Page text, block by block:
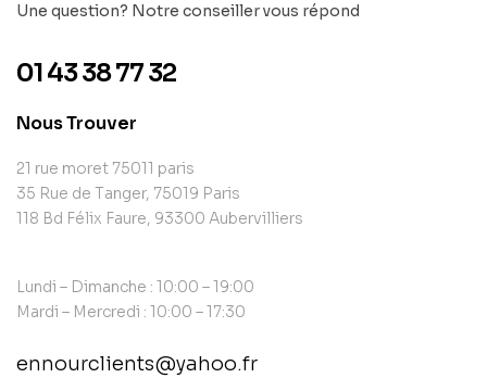
Une question? Notre conseiller vous répond
01 43 38 77 32
Nous Trouver
21 rue moret 75011 paris
35 Rue de Tanger, 75019 Paris
118 Bd Félix Faure, 93300 Aubervilliers
Lundi – Dimanche : 10:00 – 19:00
Mardi – Mercredi : 10:00 – 17:30
ennourclients@yahoo.fr